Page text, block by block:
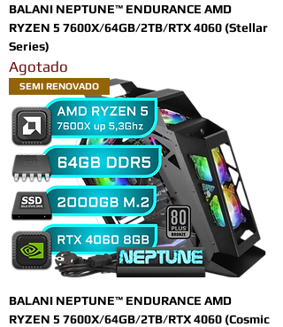
BALANI NEPTUNE™ ENDURANCE AMD
RYZEN 5 7600X/64GB/2TB/RTX 4060 (Stellar
Series)
Agotado
SEMI RENOVADO
BALANI NEPTUNE™ ENDURANCE AMD
RYZEN 5 7600X/64GB/2TB/RTX 4060 (Cosmic